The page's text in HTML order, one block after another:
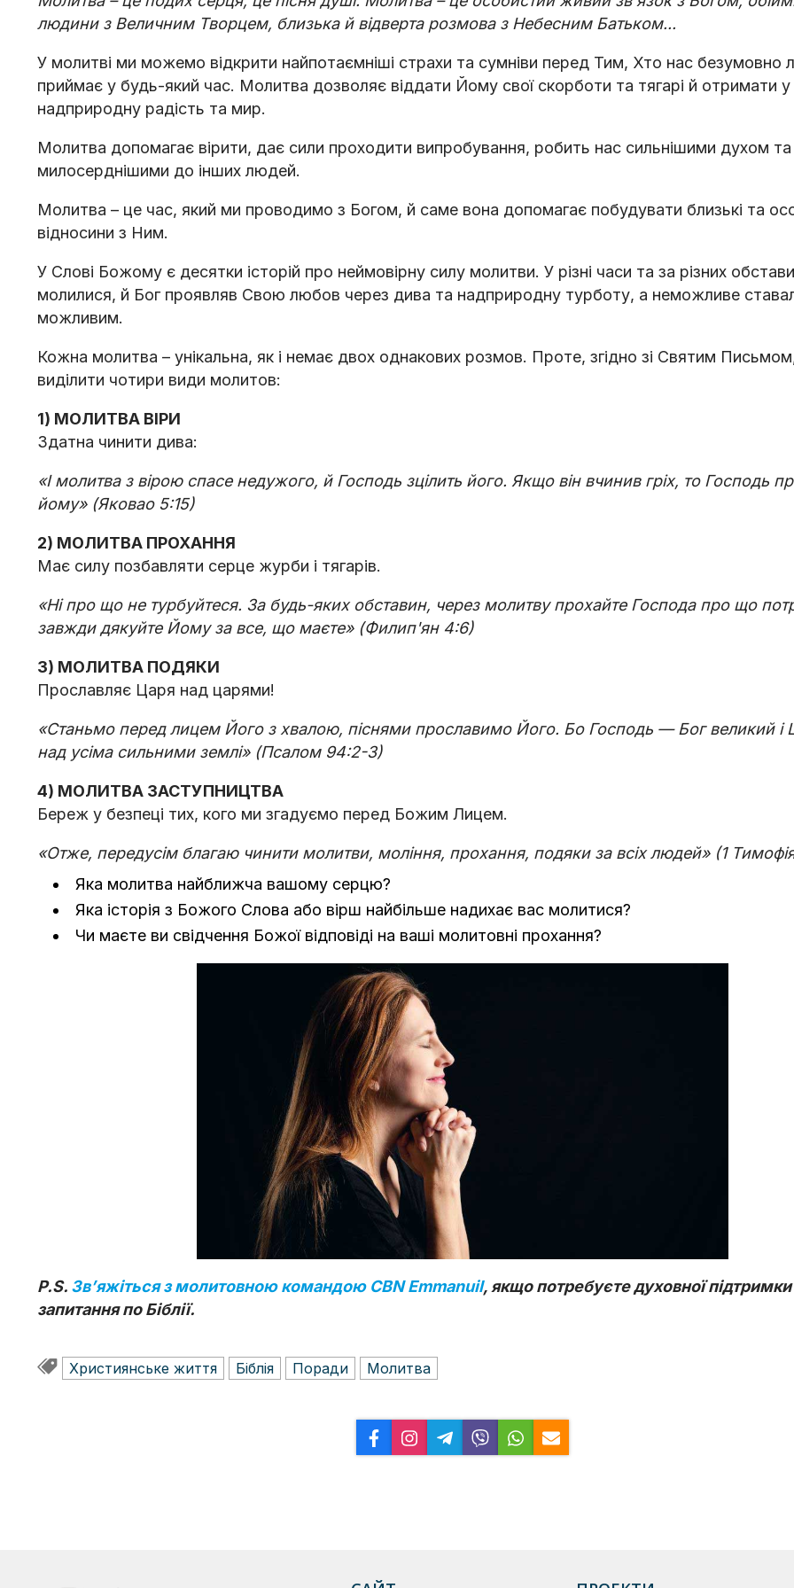
людини з Величним Творцем, близька й відверта розмова з Небесним Батьком...
У молитві ми можемо відкрити найпотаємніші страхи та сумніви перед Тим, Хто нас безумовно
приймає у будь-який час. Молитва дозволяє віддати Йому свої скорботи та тягарі й отримати у
надприродну радість та мир.
Молитва допомагає вірити, дає сили проходити випробування, робить нас сильнішими духом та
милосерднішими до інших людей.
Молитва – це час, який ми проводимо з Богом, й саме вона допомагає побудувати близькі та
відносини з Ним.
У Слові Божому є десятки історій про неймовірну силу молитви. У різні часи та за різних
молилися, й Бог проявляв Свою любов через дива та надприродну турботу, а неможливе
можливим.
Кожна молитва – унікальна, як і немає двох однакових розмов. Проте, згідно зі Святим
виділити чотири види молитов:
1) МОЛИТВА ВІРИ
Здатна чинити дива:
«І молитва з вірою спасе недужого, й Господь зцілить його. Якщо він вчинив гріх, то Господь
йому» (Яковао 5:15) ⠀
2) МОЛИТВА ПРОХАННЯ
Має силу позбавляти серце журби і тягарів.
«Ні про що не турбуйтеся. За будь-яких обставин, через молитву прохайте Господа про що
завжди дякуйте Йому за все, що маєте» (Филип'ян 4:6)
3) МОЛИТВА ПОДЯКИ
Прославляє Царя над царями!
«Станьмо перед лицем Його з хвалою, піснями прославимо Його. Бо Господь — Бог великий і
над усіма сильними землі» (Псалом 94:2-3)
4) МОЛИТВА ЗАСТУПНИЦТВА
Береж у безпеці тих, кого ми згадуємо перед Божим Лицем.
«Отже, передусiм благаю чинити молитви, молiння, прохання, подяки за всiх людей» (1
Яка молитва найближча вашому серцю?
Яка історія з Божого Слова або вірш найбільше надихає вас молитися?
Чи маєте ви свідчення Божої відповіді на ваші молитовні прохання?
P.S. Звʼяжіться з молитовною командою CBN Emmanuil, якщо потребуєте духовної
запитання по Біблії.
Християнське життя Біблія Поради Молитва